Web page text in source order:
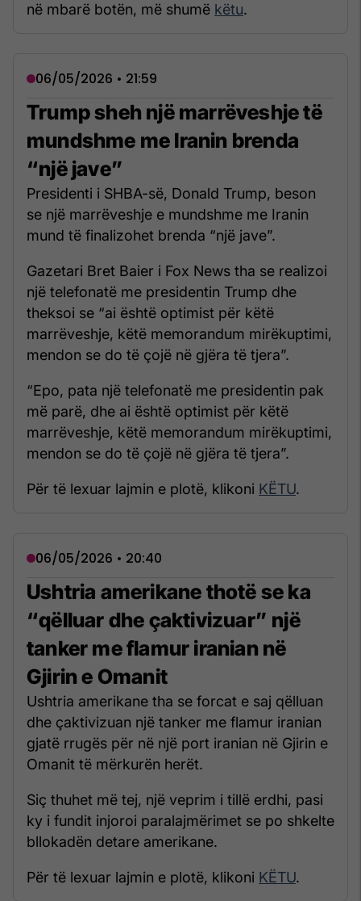
në mbarë botën, më shumë këtu.
06/05/2026 • 21:59
Trump sheh një marrëveshje të
mundshme me Iranin brenda
“një jave”
Presidenti i SHBA-së, Donald Trump, beson
se një marrëveshje e mundshme me Iranin
mund të finalizohet brenda “një jave”.
Gazetari Bret Baier i Fox News tha se realizoi
një telefonatë me presidentin Trump dhe
theksoi se “ai është optimist për këtë
marrëveshje, këtë memorandum mirëkuptimi,
mendon se do të çojë në gjëra të tjera”.
“Epo, pata një telefonatë me presidentin pak
më parë, dhe ai është optimist për këtë
marrëveshje, këtë memorandum mirëkuptimi,
mendon se do të çojë në gjëra të tjera”.
Për të lexuar lajmin e plotë, klikoni KËTU.
06/05/2026 • 20:40
Ushtria amerikane thotë se ka
“qëlluar dhe çaktivizuar” një
tanker me flamur iranian në
Gjirin e Omanit
Ushtria amerikane tha se forcat e saj qëlluan
dhe çaktivizuan një tanker me flamur iranian
gjatë rrugës për në një port iranian në Gjirin e
Omanit të mërkurën herët.
Siç thuhet më tej, një veprim i tillë erdhi, pasi
ky i fundit injoroi paralajmërimet se po shkelte
bllokadën detare amerikane.
Për të lexuar lajmin e plotë, klikoni KËTU.